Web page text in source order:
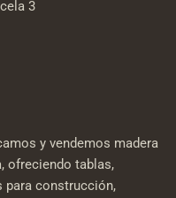
3
y vendemos madera
ofreciendo tablas,
para construcción,